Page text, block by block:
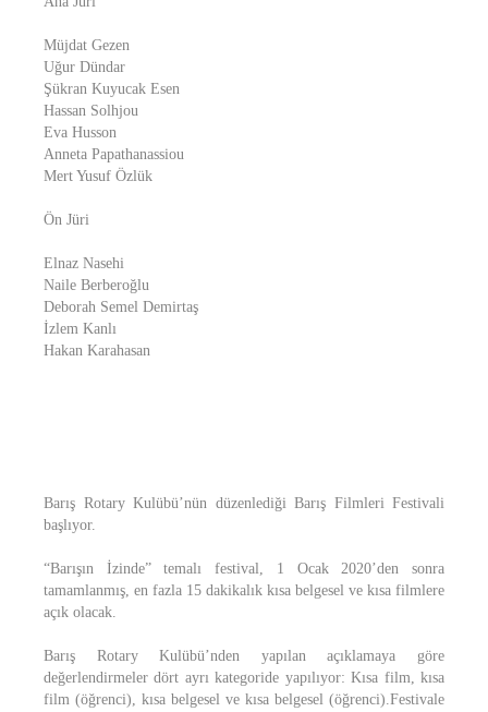
Müjdat Gezen
Uğur Dündar
Şükran Kuyucak Esen
Hassan Solhjou
Eva Husson
Anneta Papathanassiou
Mert Yusuf Özlük
Ön Jüri
Elnaz Nasehi
Naile Berberoğlu
Deborah Semel Demirtaş
İzlem Kanlı
Hakan Karahasan
Barış Rotary Kulübü’nün düzenlediği Barış Filmleri Festivali
başlıyor.
“Barışın İzinde” temalı festival, 1 Ocak 2020’den sonra
tamamlanmış, en fazla 15 dakikalık kısa belgesel ve kısa filmlere
açık olacak.
Barış Rotary Kulübü’nden yapılan açıklamaya göre
değerlendirmeler dört ayrı kategoride yapılıyor: Kısa film, kısa
film (öğrenci), kısa belgesel ve kısa belgesel (öğrenci).Festivale